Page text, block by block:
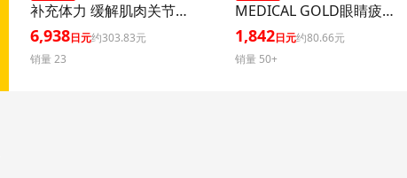
补充体力 缓解肌肉关节酸
痛疲劳疼痛 补充维生素B
270片【第3类医药品】Ali
6,938日元约303.83元
销量 23
MEDICAL GOLD眼睛疲劳
肩颈腰疼止痛片 改善眼疲
劳肌肉关节痛手脚麻木 21
1,842日元约80.66元
销量 50+